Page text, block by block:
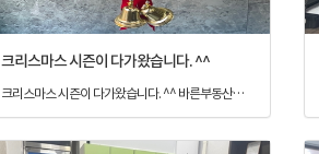
크리스마스 시즌이 다가왔습니다. ^^
크리스마스 시즌이 다가왔습니다. ^^ 바른부동산중개 사무실에서도 크리스마스시즌을 맞아 예쁜 트리를 준비했습니다. 다사다난했던 올해 마무리 잘하고 내년에도 더욱 바르게 성장하는 바른부동산중개가 되기위해 노력하겠습니다.^^